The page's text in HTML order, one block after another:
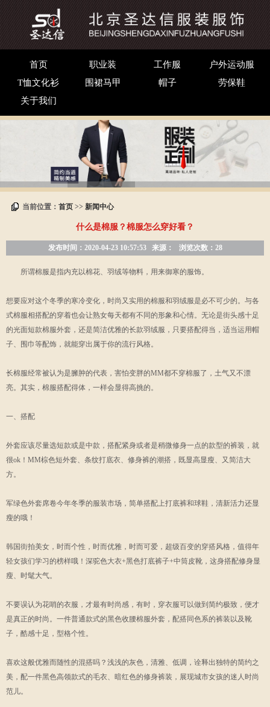
首页 职业装 工作服
户外运动服
T恤文化衫
围裙马甲 帽子
劳保鞋
关于我们
当前位置： 首页>> 新闻中心
什么是棉服？棉服怎么穿好看？
发布时间：2020-04-23 10:57:53 来源： 浏览次数：28
所谓棉服是指内充以棉花、羽绒等物料，用来御寒的服饰。
想要应对这个冬季的寒冷变化，时尚又实用的棉服和羽绒服是必不可少的。与各
式棉服相搭配的穿着也会让熟女每天都有不同的形象和心情。无论是街头感十足
的光面短款棉服外套，还是简洁优雅的长款羽绒服，只要搭配得当，适当运用帽
子、围巾等配饰，就能穿出属于你的流行风格。
长棉服经常被认为是臃肿的代表，害怕变胖的MM都不穿棉服了，土气又不漂
亮。其实，棉服搭配得体，一样会显得高挑的。
一、搭配
外套应该尽量选短款或是中款，搭配紧身或者是稍微修身一点的款型的裤装，就
很ok！MM棕色短外套、条纹打底衣、修身裤的潮搭，既显高显瘦、又简洁大
方。
军绿色外套席卷今年冬季的服装市场，简单搭配上打底裤和球鞋，清新活力还显
瘦的哦！
韩国街拍美女，时而个性，时而优雅，时而可爱，超级百变的穿搭风格，值得年
轻女孩们学习的榜样哦！深驼色大衣+黑色打底裤子+中筒皮靴，这身搭配修身显
瘦、时髦大气。
不要误认为花哨的衣服，才最有时尚感，有时，穿衣服可以做到简约极致，便才
是真正的时尚。一件普通款式的黑色收腰棉服外套，配搭同色系的裤装以及靴
子，酷感十足，型格个性。
喜欢这般优雅而随性的混搭吗？浅浅的灰色，清雅、低调，诠释出独特的简约之
美，配一件黑色高领款式的毛衣、暗红色的修身裤装，展现城市女孩的迷人时尚
范儿。